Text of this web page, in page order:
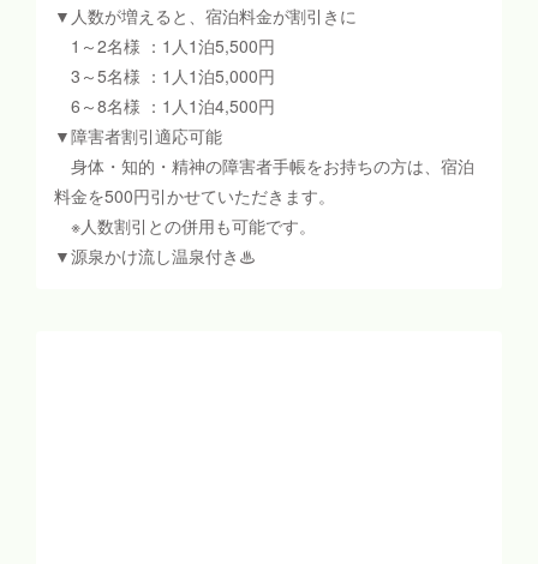
▼人数が増えると、宿泊料金が割引きに
1～2名様 ：1人1泊5,500円
3～5名様 ：1人1泊5,000円
6～8名様 ：1人1泊4,500円
▼障害者割引適応可能
身体・知的・精神の障害者手帳をお持ちの方は、宿泊
料金を500円引かせていただきます。
※人数割引との併用も可能です。
▼源泉かけ流し温泉付き♨